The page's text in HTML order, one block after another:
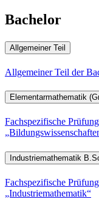
Bachelor
Allgemeiner Teil
Allgemeiner Teil der
Elementarmathematik
Fachspezifische
Industriemathematik
Fachspezifische
„Industriemathematik“